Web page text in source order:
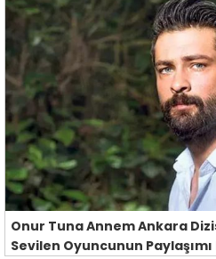
Onur Tuna Annem Ankara
Sevilen Oyuncunun Paylaşımı